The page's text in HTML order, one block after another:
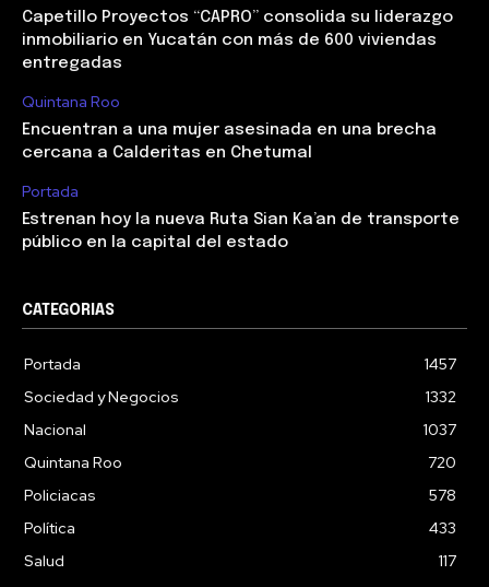
Capetillo Proyectos “CAPRO” consolida su liderazgo
inmobiliario en Yucatán con más de 600 viviendas
entregadas
Quintana Roo
Encuentran a una mujer asesinada en una brecha
cercana a Calderitas en Chetumal
Portada
Estrenan hoy la nueva Ruta Sian Ka’an de transporte
público en la capital del estado
CATEGORIAS
Portada
1457
Sociedad y Negocios
1332
Nacional
1037
Quintana Roo
720
Policiacas
578
Política
433
Salud
117